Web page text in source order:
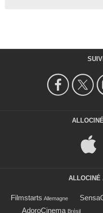
ALLOCINÉ
Filmstarts Allemagne
AdoroCinema Brésil